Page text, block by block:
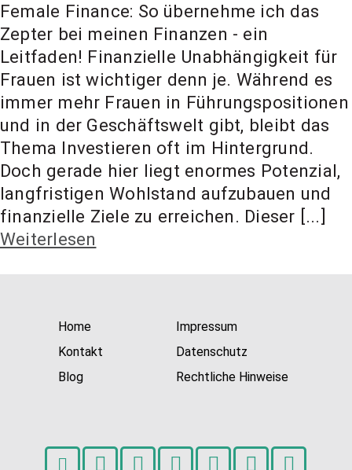
atung,
Investmen
t Coach,
Anlageber
Female Finance: So übernehme ich das
Zepter bei meinen Finanzen - ein
Leitfaden! Finanzielle Unabhängigkeit für
Frauen ist wichtiger denn je. Während es
immer mehr Frauen in Führungspositionen
und in der Geschäftswelt gibt, bleibt das
Thema Investieren oft im Hintergrund.
Doch gerade hier liegt enormes Potenzial,
langfristigen Wohlstand aufzubauen und
finanzielle Ziele zu erreichen. Dieser [...]
Weiterlesen
Home
Kontakt
Blog
Impressum
Datenschutz
Rechtliche Hinweise